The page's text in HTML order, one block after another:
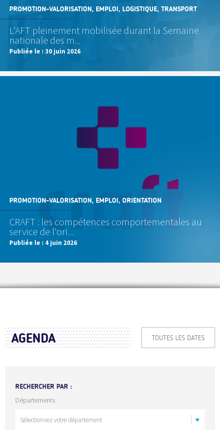
PROMOTION-VALORISATION, EMPLOI, LOGISTIQUE, TRANSPORT
L'AFT pleinement mobilisée durant la Semaine
nationale des m...
Publiée le : 30 juin 2026
PROMOTION-VALORISATION, EMPLOI, ORIENTATION
CRAFT : les compétences comportementales au
service de l'ori...
Publiée le : 4 juin 2026
AGENDA TOUTES LES DATES
RECHERCHER PAR :
Départements